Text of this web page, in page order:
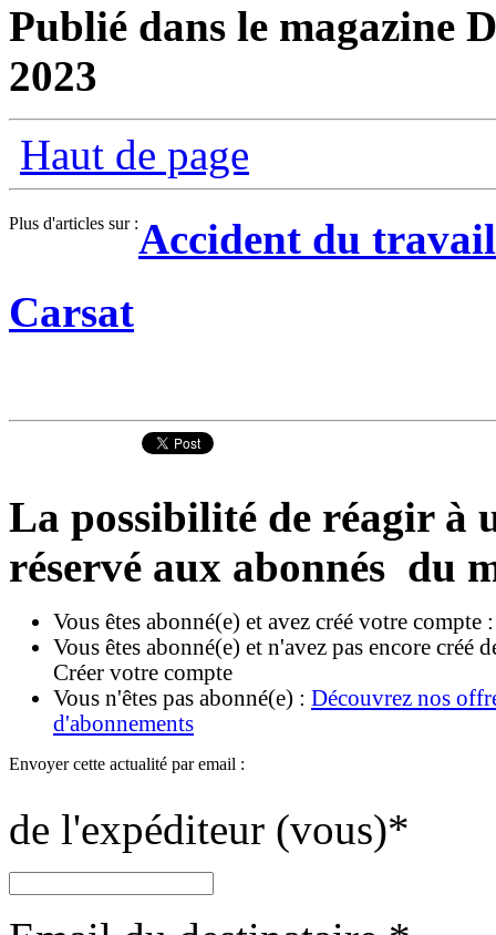
Publié dans le magazine
2023
Haut de page
Plus d'articles sur :Accident du travail
Carsat
La possibilité de réagir à
réservé aux abonnés du
Vous êtes abonné(e) et avez créé votre compte
Vous êtes abonné(e) et n'avez pas encore créé
Créer votre compte
Vous n'êtes pas abonné(e) : Découvrez nos
d'abonnements
Envoyer cette actualité par email :
de l'expéditeur (vous)*